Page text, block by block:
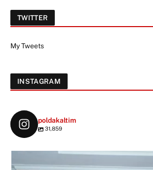
TWITTER
My Tweets
INSTAGRAM
poldakaltim
31,859